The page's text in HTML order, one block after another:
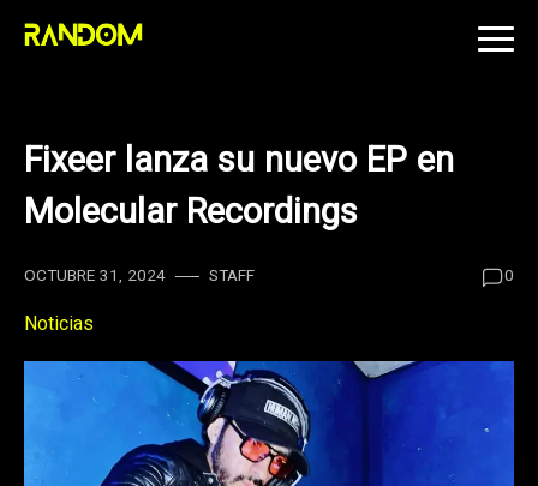
Skip
Fixeer lanza su nuevo EP en
Molecular Recordings
OCTUBRE 31, 2024 STAFF 0
Noticias